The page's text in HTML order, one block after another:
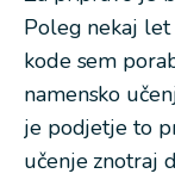
Poleg nekaj let
kode sem
namensko
je podjetje to
učenje znotraj